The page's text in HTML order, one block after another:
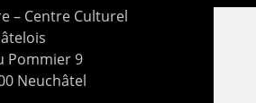
– Centre Culturel
Pommier 9
Neuchâtel